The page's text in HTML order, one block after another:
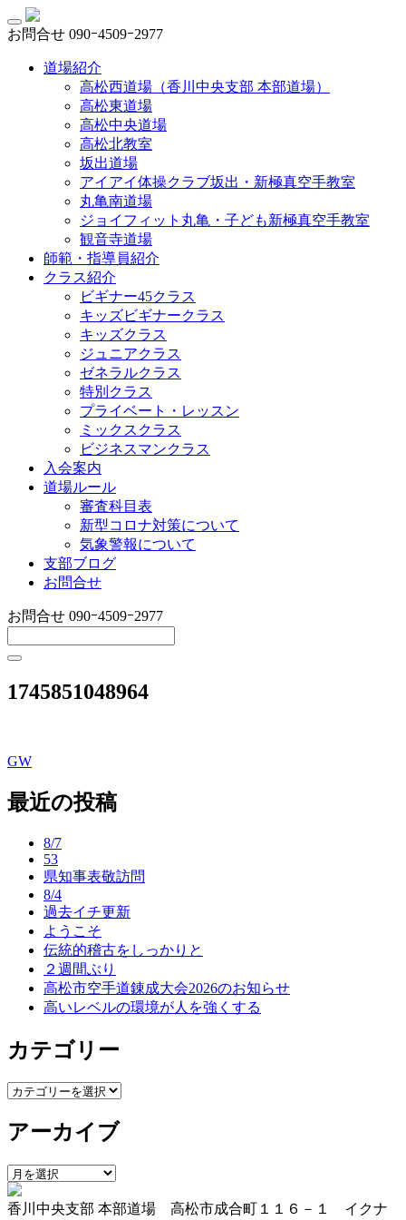
お問合せ 090ｰ4509ｰ2977
道場紹介
高松西道場（香川中央支部 本部道場）
高松東道場
高松中央道場
高松北教室
坂出道場
アイアイ体操クラブ坂出・新極真空手教室
丸亀南道場
ジョイフィット丸亀・子ども新極真空手教室
観音寺道場
師範・指導員紹介
クラス紹介
ビギナー45クラス
キッズビギナークラス
キッズクラス
ジュニアクラス
ゼネラルクラス
特別クラス
プライベート・レッスン
ミックスクラス
ビジネスマンクラス
入会案内
道場ルール
審査科目表
新型コロナ対策について
気象警報について
支部ブログ
お問合せ
お問合せ 090ｰ4509ｰ2977
1745851048964
投
稿
GW
最近の投稿
8/7
53
県知事表敬訪問
8/4
過去イチ更新
ようこそ
伝統的稽古をしっかりと
２週間ぶり
高松市空手道錬成大会2026のお知らせ
高いレベルの環境が人を強くする
カテゴリー
カ
ゴ
ー
アーカイブ
ア
ー
カ
香川中央支部 本部道場 高松市成合町１１６－１ イクナ